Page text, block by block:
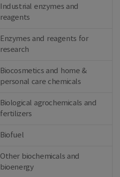
Industrial enzymes and
reagents
Enzymes and reagents for
research
Biocosmetics and home &
personal care chemicals
Biological agrochemicals and
fertilizers
Biofuel
Other biochemicals and
bioenergy